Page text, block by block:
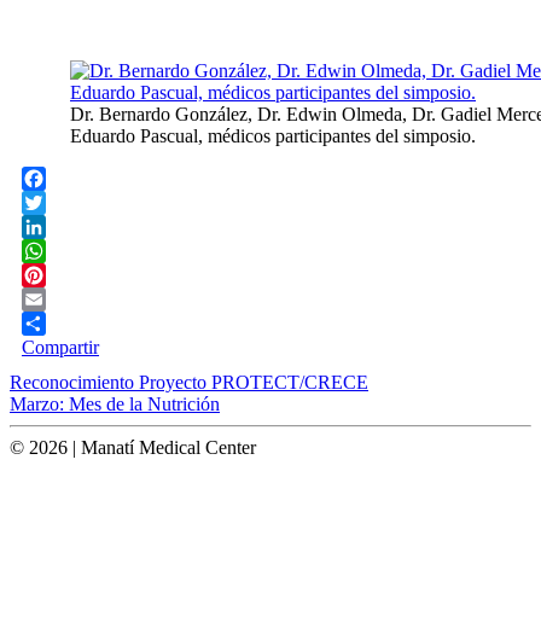
Dr. Bernardo González, Dr. Edwin Olmeda, Dr. Gadiel
Eduardo Pascual, médicos participantes del simposio.
Facebook
Twitter
LinkedIn
WhatsApp
Pinterest
Email
Compartir
Post
navigation
Reconocimiento Proyecto PROTECT/CRECE
Marzo: Mes de la Nutrición
© 2026 | Manatí Medical Center